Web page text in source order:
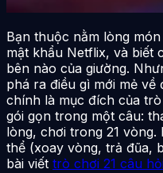
Bạn thuộc nằm lòng
mật khẩu Netflix, và biết
bên nào của giường.
phá ra điều gì mới mẻ
chính là mục đích của
gói gọn trong một câu:
lòng, chơi trong 21
thể (xoay vòng, trả đũa,
bài viết trò chơi 21 câu hỏi